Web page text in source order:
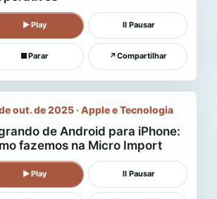
▶Play Ⅱ Pausar
■Parar ↗Compartilhar
out. de 2025 · Apple e Tecnologia
de Android para iPhone:
fazemos na Micro Import
▶Play Ⅱ Pausar